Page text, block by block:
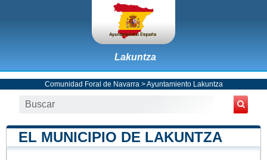
Lakuntza
Comunidad Foral de Navarra >Ayuntamiento Lakuntza
EL MUNICIPIO DE LAKUNTZA